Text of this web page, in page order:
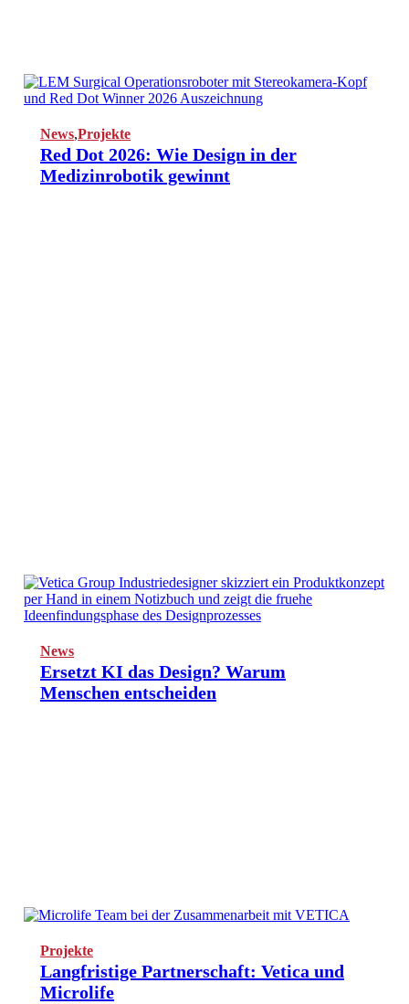
News,Projekte
Red Dot 2026: Wie Design in der
Medizinrobotik gewinnt
News
Ersetzt KI das Design? Warum
Menschen entscheiden
Projekte
Langfristige Partnerschaft: Vetica und
Microlife